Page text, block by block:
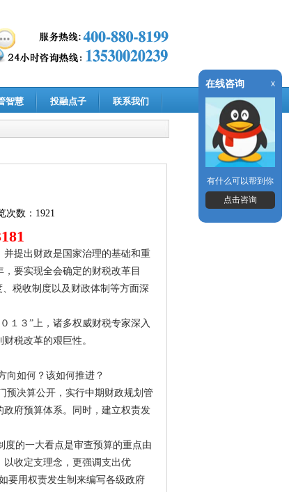
智慧 投融点子 联系我们
次数：1921
提出财政是国家治理的基础和重
要实现全会确定的财税改革目
税收制度以及财政体制等方面深
１３”上，诸多权威财税专家深入
税改革的艰巨性。
向如何？该如何推进？
预决算公开，实行中期财政规划管
府预算体系。同时，建立权责发
的一大看点是审查预算的重点由
收定支理念，更强调支出优
要用权责发生制来编写各级政府
在线咨询 x
有什么可以帮到你
点击咨询